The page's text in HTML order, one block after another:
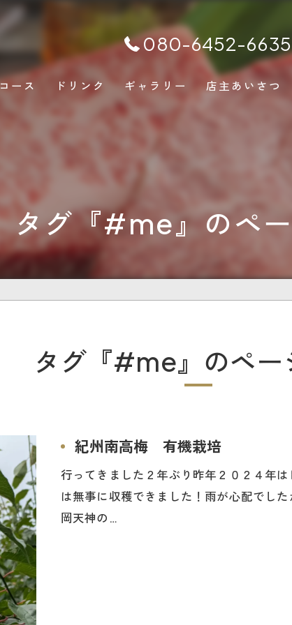
080-6452-6635
コース ドリンク ギャラリー 店主あいさつ
タグ『#me』のペ
タグ『#me』のペー
紀州南高梅 有機栽培
行ってきました２年ぶり昨年２０２４年
は無事に収穫できました！雨が心配でし
岡天神の…